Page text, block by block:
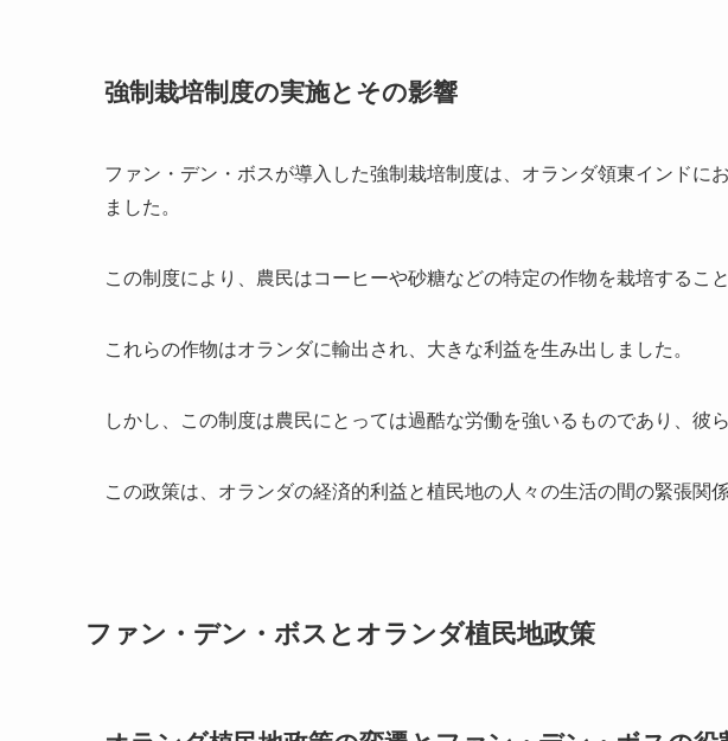
強制栽培制度の実施とその影響
ファン・デン・ボスが導入した強制栽培制度は、オランダ領東インドに
ました。
この制度により、農民はコーヒーや砂糖などの特定の作物を栽培するこ
これらの作物はオランダに輸出され、大きな利益を生み出しました。
しかし、この制度は農民にとっては過酷な労働を強いるものであり、彼
この政策は、オランダの経済的利益と植民地の人々の生活の間の緊張関
ファン・デン・ボスとオランダ植民地政策